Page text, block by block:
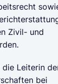
Zivil- und
die Leiterin
bei